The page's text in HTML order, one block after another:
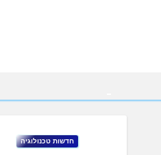
חדשות טכנולוגיה